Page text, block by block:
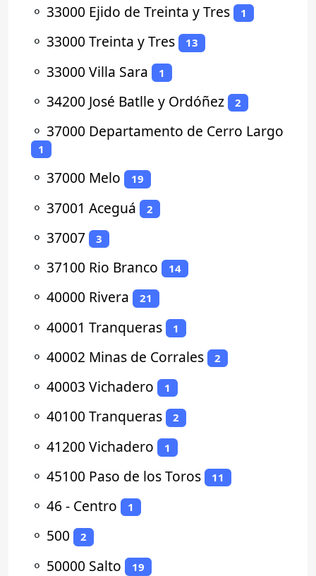
⚬ 33000 Ejido de Treinta y Tres 1
⚬ 33000 Treinta y Tres 13
⚬ 33000 Villa Sara 1
⚬ 34200 José Batlle y Ordóñez 2
⚬ 37000 Departamento de Cerro Largo
1
⚬ 37000 Melo 19
⚬ 37001 Aceguá 2
⚬ 37007 3
⚬ 37100 Rio Branco 14
⚬ 40000 Rivera 21
⚬ 40001 Tranqueras 1
⚬ 40002 Minas de Corrales 2
⚬ 40003 Vichadero 1
⚬ 40100 Tranqueras 2
⚬ 41200 Vichadero 1
⚬ 45100 Paso de los Toros 11
⚬ 46 - Centro 1
⚬ 500 2
⚬ 50000 Salto 19